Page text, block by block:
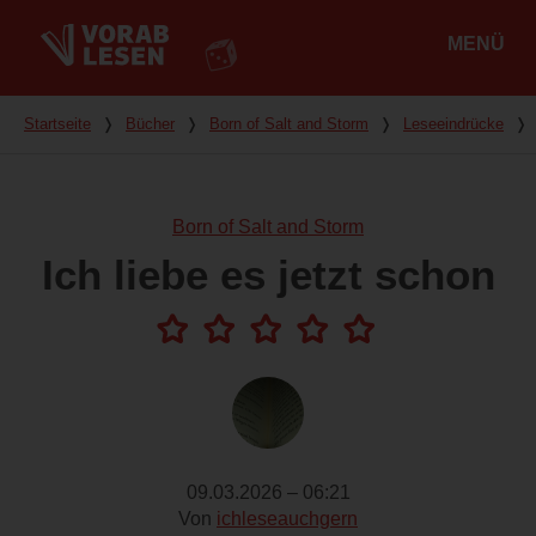
MENÜ
Du bist hier
Startseite ❭ Bücher ❭ Born of Salt and Storm ❭ Leseeindrücke ❭
Born of Salt and Storm
Ich liebe es jetzt schon
09.03.2026 – 06:21
Von ichleseauchgern